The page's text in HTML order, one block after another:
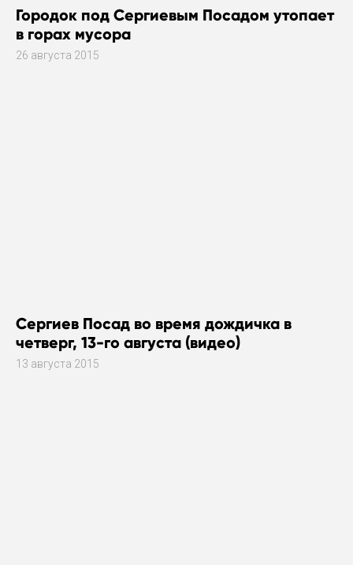
Городок под Сергиевым Посадом утопает
в горах мусора
26 августа 2015
Сергиев Посад во время дождичка в
четверг, 13-го августа (видео)
13 августа 2015